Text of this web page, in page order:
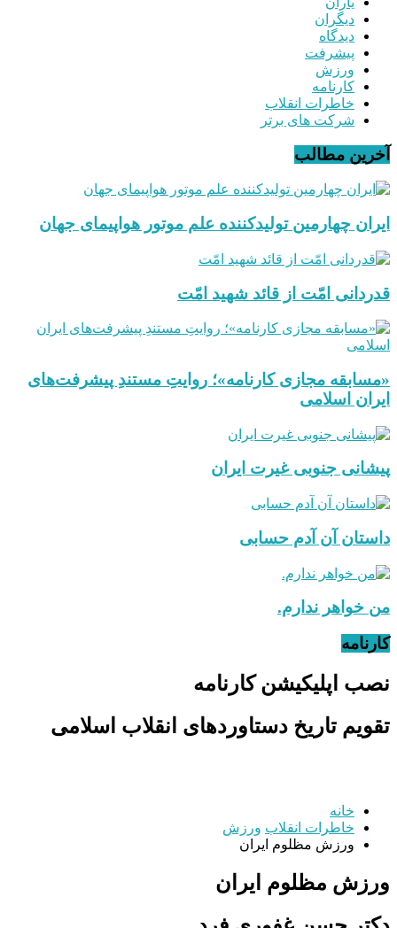
دیگران
دیدگاه
پیشرفت
ورزش
کارنامه
خاطرات انقلاب
شرکت های برتر
آخرین مطالب
ایران چهارمین تولیدکننده علم موتور هواپیمای جهان
قدردانی امّت از قائد شهید امّت
«مسابقه مجازی کارنامه»؛ روایتِ مستندِ پیشرفت‌های
ایران اسلامی
پیشانی جنوبی غیرت ایران
داستان آن آدم حسابی
من خواهر ندارم.
کارنامه
نصب اپلیکیشن کارنامه
تقویم تاریخ دستاوردهای انقلاب اسلامی
خانه
خاطرات انقلاب ورزش
ورزش مظلوم ایران
ورزش مظلوم ایران